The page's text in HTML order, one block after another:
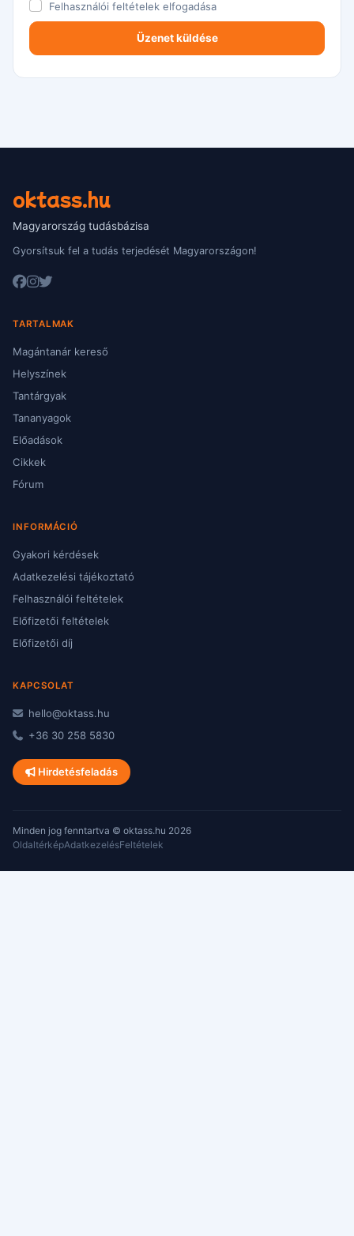
Felhasználói feltételek elfogadása
oktass.hu
Magyarország tudásbázisa
Gyorsítsuk fel a tudás terjedését Magyarországon!
TARTALMAK
Magántanár kereső
Helyszínek
Tantárgyak
Tananyagok
Előadások
Cikkek
Fórum
INFORMÁCIÓ
Gyakori kérdések
Adatkezelési tájékoztató
Felhasználói feltételek
Előfizetői feltételek
Előfizetői díj
KAPCSOLAT
hello@oktass.hu
+36 30 258 5830
Hirdetésfeladás
Minden jog fenntartva © oktass.hu 2026
OldaltérképAdatkezelésFeltételek